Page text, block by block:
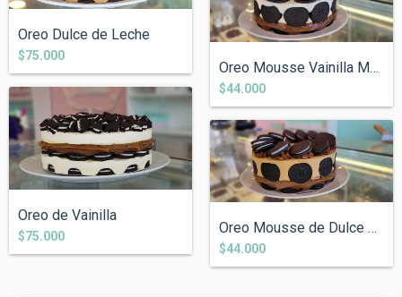
Oreo Dulce de Leche
$75.000
Oreo Mousse Vainilla Mediana
$44.000
Oreo de Vainilla
$75.000 Oreo Mousse de Dulce de Leche Mediana
$44.000